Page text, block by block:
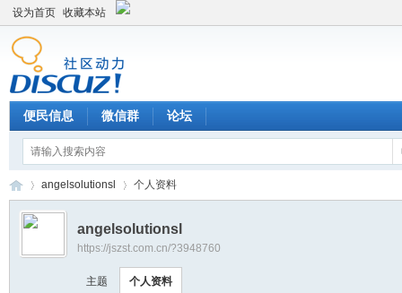
设为首页 收藏本站
便民信息 微信群 论坛
›
angelsolutionsl 个人资料
angelsolutionsl
https://jszst.com.cn/?3948760
主题 个人资料